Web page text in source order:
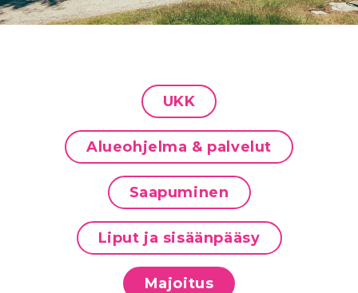
UKK
Alueohjelma & palvelut
Saapuminen
Liput ja sisäänpääsy
Majoitus